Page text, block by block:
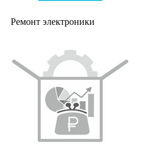
Ремонт электроники